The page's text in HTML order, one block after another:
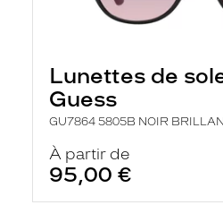
Lunettes de
Guess
GU7864 5805B NOIR
À partir de
95,00 €